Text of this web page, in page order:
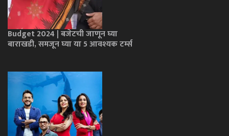
Budget 2024 | बजेटची जाणून घ्या
बाराखडी, समजून घ्या या 5 आवश्यक टर्म्स